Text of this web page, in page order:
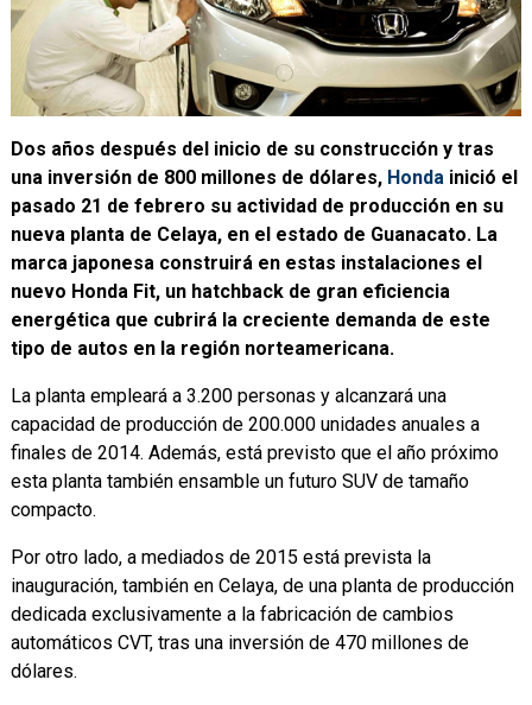
Dos años después del inicio de su construcción y tras
una inversión de 800 millones de dólares, Honda inició el
pasado 21 de febrero su actividad de producción en su
nueva planta de Celaya, en el estado de Guanacato. La
marca japonesa construirá en estas instalaciones el
nuevo Honda Fit, un hatchback de gran eficiencia
energética que cubrirá la creciente demanda de este
tipo de autos en la región norteamericana.
La planta empleará a 3.200 personas y alcanzará una
capacidad de producción de 200.000 unidades anuales a
finales de 2014. Además, está previsto que el año próximo
esta planta también ensamble un futuro SUV de tamaño
compacto.
Por otro lado, a mediados de 2015 está prevista la
inauguración, también en Celaya, de una planta de producción
dedicada exclusivamente a la fabricación de cambios
automáticos CVT, tras una inversión de 470 millones de
dólares.